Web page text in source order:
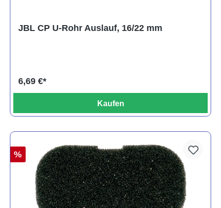
JBL CP U-Rohr Auslauf, 16/22 mm
6,69 €*
Kaufen
%